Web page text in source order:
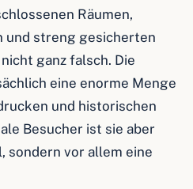
Räumen,
und streng gesicherten
ganz falsch. Die
eine enorme Menge
und historischen
Besucher ist sie aber
sondern vor allem eine